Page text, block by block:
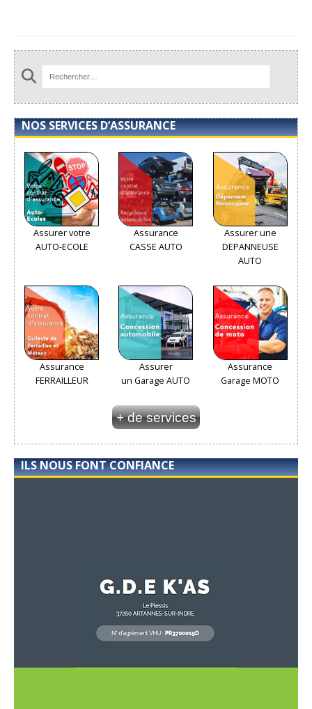
NOS SERVICES D’ASSURANCE
Assurer votre
AUTO-ECOLE
Assurance
CASSE AUTO
Assurer une
DEPANNEUSE
AUTO
Assurance
FERRAILLEUR
Assurer
un Garage AUTO
Assurance
Garage MOTO
+ de services
ILS NOUS FONT CONFIANCE